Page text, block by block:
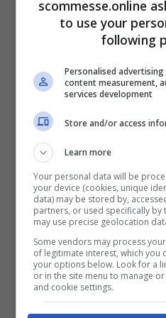
di lui con
rifiutare”: leader
squadra verso un
primo obiettivo del
L’idea sta
offerto dal
giocherebbe nella
ha cresciuto ed a
questo motivo, la
Mario prendesse
considerazione.
scommesse.online
to use your
following
Personalised
content measurement,
services development
Store and/or access
Learn more
Your personal data will be
your device (cookies, unique
data) may be stored by,
partners, or used specifically by
may use precise geolocation
Some vendors may process
of legitimate interest, which you
your options below. Look for a
or in the site menu to manage
and cookie settings.